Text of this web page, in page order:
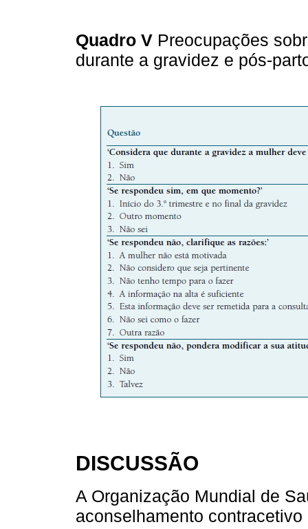
Quadro V Preocupações
durante a gravidez e pós-
DISCUSSÃO
A Organização Mundial de
aconselhamento